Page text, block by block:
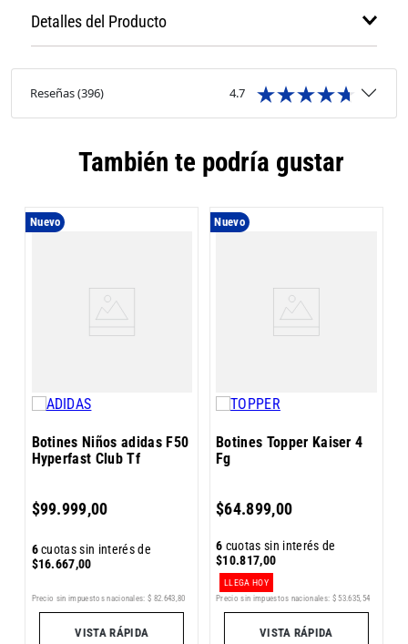
Detalles del Producto
Reseñas(396) 4.7
También te podría gustar
Nuevo
Botines Niños adidas F50
Hyperfast Club Tf
$99.999,00
6cuotas sin interés de
$16.667,00
Precio sin impuestos nacionales: $ 82.643,80
VISTA RÁPIDA
Nuevo
Botines Topper Kaiser 4
Fg
$64.899,00
6 cuotas sin interés de
$10.817,00
LLEGA HOY
Precio sin impuestos nacionales: $ 53.635,54
VISTA RÁPIDA